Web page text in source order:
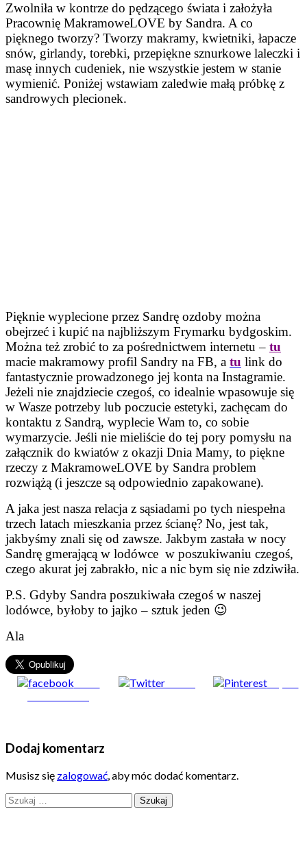
Zwolniła w kontrze do pędzącego świata i założyła
Pracownię MakramoweLOVE by Sandra. A co
pięknego tworzy? Tworzy makramy, kwietniki, łapacze
snów, girlandy, torebki, przepiękne sznurkowe laleczki i
masę innych cudeniek, nie wszystkie jestem w stanie
wymienić. Poniżej wstawiam zaledwie małą próbkę z
sandrowych plecionek.
Pięknie wyplecione przez Sandrę ozdoby można
obejrzeć i kupić na najbliższym Frymarku bydgoskim.
Można też zrobić to za pośrednictwem internetu – tu
macie makramowy profil Sandry na FB, a tu link do
fantastycznie prowadzonego jej konta na Instagramie.
Jeżeli nie znajdziecie czegoś, co idealnie wpasowuje się
w Wasze potrzeby lub poczucie estetyki, zachęcam do
kontaktu z Sandrą, wyplecie Wam to, co sobie
wymarzycie. Jeśli nie mieliście do tej pory pomysłu na
załącznik do kwiatów z okazji Dnia Mamy, to piękne
rzeczy z MakramoweLOVE by Sandra problem
rozwiążą (i jeszcze są odpowiednio zapakowane).
A jaka jest nasza relacja z sąsiadami po tych niespełna
trzech latach mieszkania przez ścianę? No, jest tak,
jakbyśmy znali się od zawsze. Jakbym zastała w nocy
Sandrę gmerającą w lodówce w poszukiwaniu czegoś,
czego akurat jej zabrakło, nic a nic bym się nie zdziwiła.
P.S. Gdyby Sandra poszukiwała czegoś w naszej
lodówce, byłoby to jajko – sztuk jeden 😉
Ala
Zapisz
Dodaj komentarz
Musisz się zalogować, aby móc dodać komentarz.
Szukaj: